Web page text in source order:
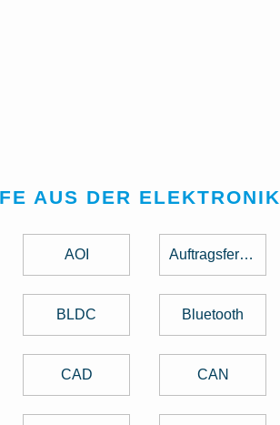
AUS DER ELEKTRONIK
AOI Auftragsfertigung
BLDC Bluetooth
CAD CAN